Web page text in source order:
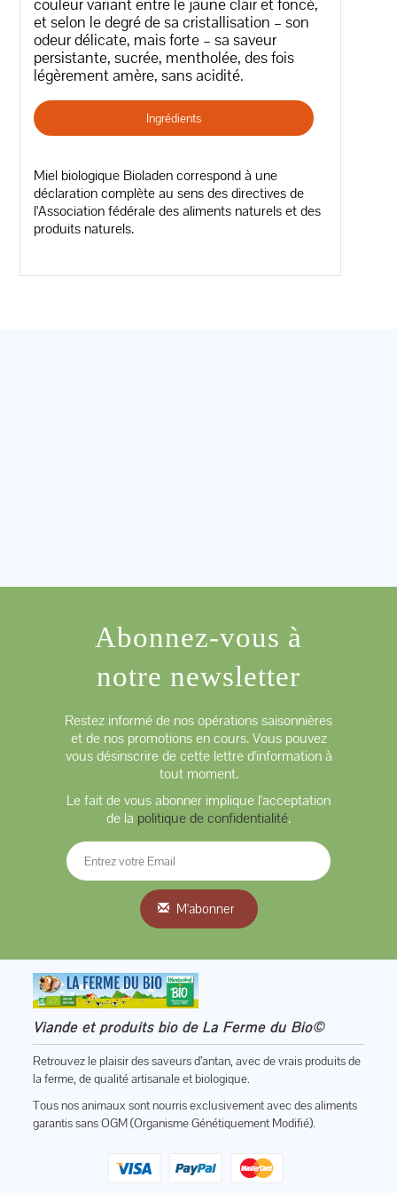
couleur variant entre le jaune clair et foncé,
et selon le degré de sa cristallisation – son
odeur délicate, mais forte – sa saveur
persistante, sucrée, mentholée, des fois
légèrement amère, sans acidité.
Ingrédients
Miel biologique Bioladen correspond à une
déclaration complète au sens des directives de
l'Association fédérale des aliments naturels et des
produits naturels.
Abonnez-vous à
notre newsletter
Restez informé de nos opérations saisonnières
et de nos promotions en cours. Vous pouvez
vous désinscrire de cette lettre d'information à
tout moment.
Le fait de vous abonner implique l'acceptation
de la politique de confidentialité.
M'abonner
Viande et produits bio de La Ferme du Bio©
Retrouvez le plaisir des saveurs d’antan, avec de vrais produits de
la ferme, de qualité artisanale et biologique.
Tous nos animaux sont nourris exclusivement avec des aliments
garantis sans OGM (Organisme Génétiquement Modifié).